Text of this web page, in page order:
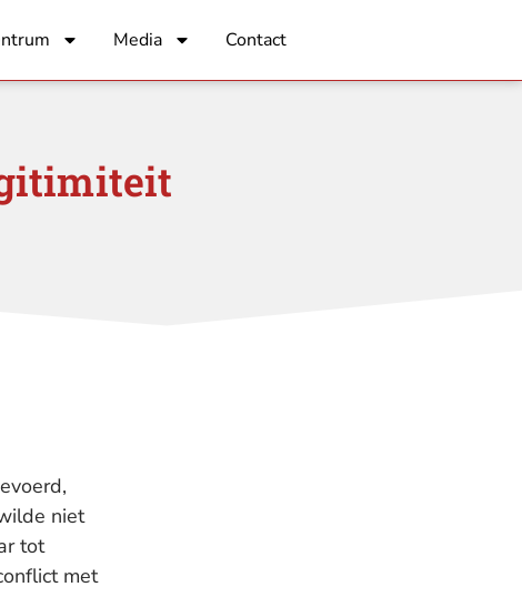
Media Contact
niet
tot
met